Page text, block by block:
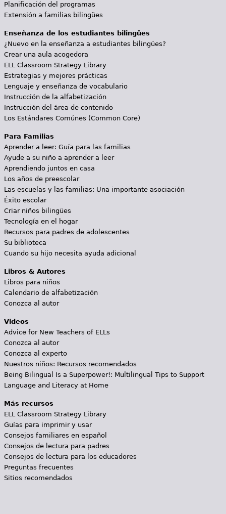
Planificación del programas
Extensión a familias bilingües
Enseñanza de los estudiantes bilingües
¿Nuevo en la enseñanza a estudiantes bilingües?
Crear una aula acogedora
ELL Classroom Strategy Library
Estrategias y mejores prácticas
Lenguaje y enseñanza de vocabulario
Instrucción de la alfabetización
Instrucción del área de contenido
Los Estándares Comúnes (Common Core)
Para Familias
Aprender a leer: Guía para las familias
Ayude a su niño a aprender a leer
Aprendiendo juntos en casa
Los años de preescolar
Las escuelas y las familias: Una importante asociación
Éxito escolar
Criar niños bilingües
Tecnología en el hogar
Recursos para padres de adolescentes
Su biblioteca
Cuando su hijo necesita ayuda adicional
Libros & Autores
Libros para niños
Calendario de alfabetización
Conozca al autor
Videos
Advice for New Teachers of ELLs
Conozca al autor
Conozca al experto
Nuestros niños: Recursos recomendados
Being Bilingual Is a Superpower!: Multilingual Tips to Support
Language and Literacy at Home
Más recursos
ELL Classroom Strategy Library
Guías para imprimir y usar
Consejos familiares en español
Consejos de lectura para padres
Consejos de lectura para los educadores
Preguntas frecuentes
Sitios recomendados